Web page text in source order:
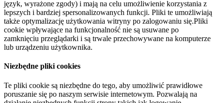
język, wyrażone zgody) i mają na celu umożliwienie korzystania z
lepszych i bardziej spersonalizowanych funkcji. Pliki te umożliwiają
także optymalizację użytkowania witryny po zalogowaniu się.Pliki
cookie wpływające na funkcjonalność nie są usuwane po
zamknięciu przeglądarki i są trwale przechowywane na komputerze
lub urządzeniu użytkownika.
Niezbędne pliki cookies
Te pliki cookie są niezbędne do tego, aby umożliwić prawidłowe
poruszanie się po naszym serwisie internetowym. Pozwalają na